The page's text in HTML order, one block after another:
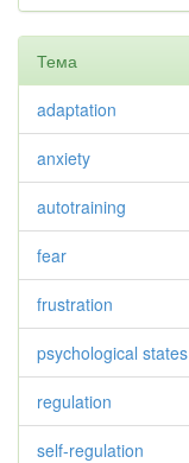
Тема
adaptation
anxiety
autotraining
fear
frustration
psychological states
regulation
self-regulation